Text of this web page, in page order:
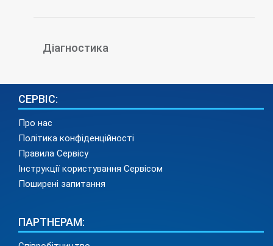
Діагностика
СЕРВІС:
Про нас
Політика конфіденційності
Правила Сервісу
Інструкції користування Сервісом
Поширені запитання
ПАРТНЕРАМ: